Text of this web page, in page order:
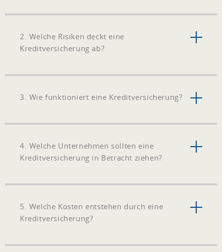
2. Welche Risiken deckt eine
Kreditversicherung ab?
3. Wie funktioniert eine Kreditversicherung?
4. Welche Unternehmen sollten eine
Kreditversicherung in Betracht ziehen?
5. Welche Kosten entstehen durch eine
Kreditversicherung?